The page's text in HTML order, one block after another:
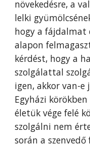
növekedésre, a
lelki
hogy a fájdalmat
alapon
kérdést, hogy a
szolgálattal
igen, akkor van-
Egyházi
életük vége felé
szolgálni nem
során a